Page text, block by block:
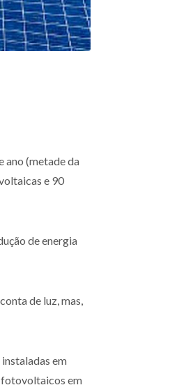
ano (metade da
e 90
de energia
de luz, mas,
em
fotovoltaicos em